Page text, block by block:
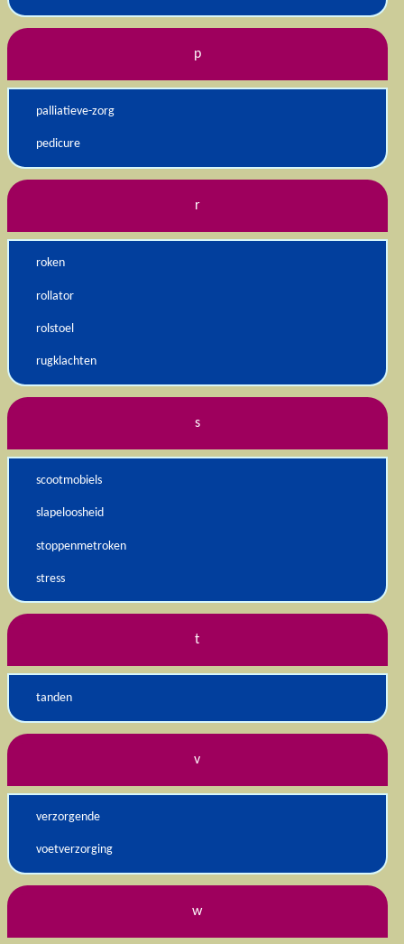
p
palliatieve-zorg
pedicure
r
roken
rollator
rolstoel
rugklachten
s
scootmobiels
slapeloosheid
stoppenmetroken
stress
t
tanden
v
verzorgende
voetverzorging
w